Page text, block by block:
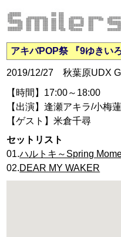
米
アキバPOP祭 『9ゆきい
2019/12/27 秋葉原UDX
【時間】17:00～18:00
【出演】逢瀬アキラ/小梅蓮
【ゲスト】米倉千尋
セットリスト
01.ハルトキ～Spring
02.DEAR MY WAKER